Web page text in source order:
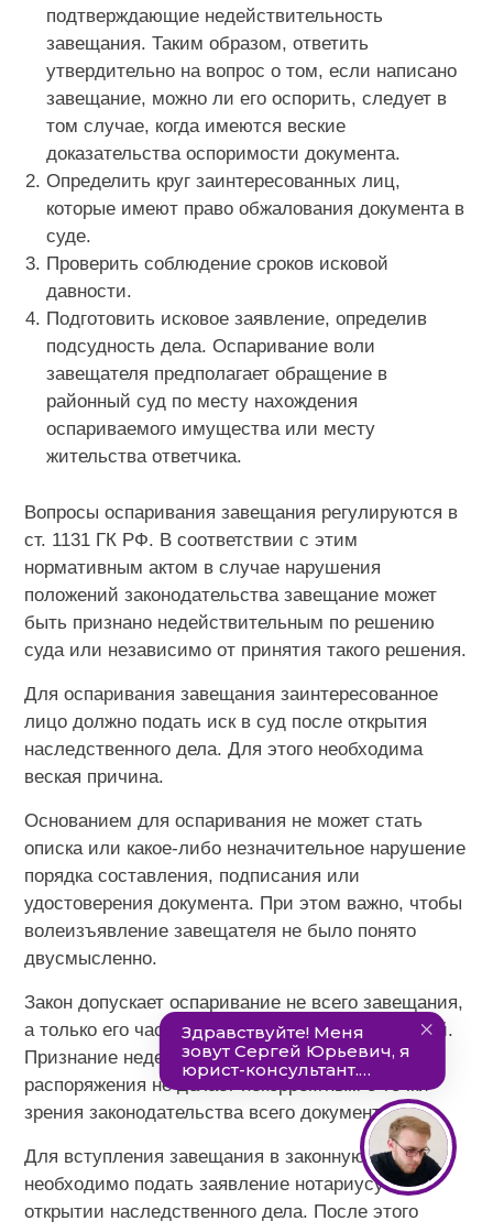
подтверждающие недействительность
завещания. Таким образом, ответить
утвердительно на вопрос о том, если написано
завещание, можно ли его оспорить, следует в
том случае, когда имеются веские
доказательства оспоримости документа.
Определить круг заинтересованных лиц,
которые имеют право обжалования документа в
суде.
Проверить соблюдение сроков исковой
давности.
Подготовить исковое заявление, определив
подсудность дела. Оспаривание воли
завещателя предполагает обращение в
районный суд по месту нахождения
оспариваемого имущества или месту
жительства ответчика.
Вопросы оспаривания завещания регулируются в
ст. 1131 ГК РФ. В соответствии с этим
нормативным актом в случае нарушения
положений законодательства завещание может
быть признано недействительным по решению
суда или независимо от принятия такого решения.
Для оспаривания завещания заинтересованное
лицо должно подать иск в суд после открытия
наследственного дела. Для этого необходима
веская причина.
Основанием для оспаривания не может стать
описка или какое-либо незначительное нарушение
порядка составления, подписания или
удостоверения документа. При этом важно, чтобы
волеизъявление завещателя не было понято
двусмысленно.
Закон допускает оспаривание не всего завещания,
а только его части или отдельных распоряжений.
Признание недействительным конкретного
распоряжения не делает некорректным с точки
зрения законодательства всего документа.
Для вступления завещания в законную силу
необходимо подать заявление нотариусу об
открытии наследственного дела. После этого